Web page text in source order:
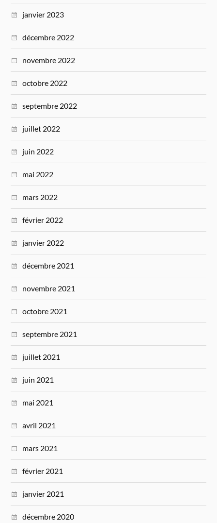
janvier 2023
décembre 2022
novembre 2022
octobre 2022
septembre 2022
juillet 2022
juin 2022
mai 2022
mars 2022
février 2022
janvier 2022
décembre 2021
novembre 2021
octobre 2021
septembre 2021
juillet 2021
juin 2021
mai 2021
avril 2021
mars 2021
février 2021
janvier 2021
décembre 2020